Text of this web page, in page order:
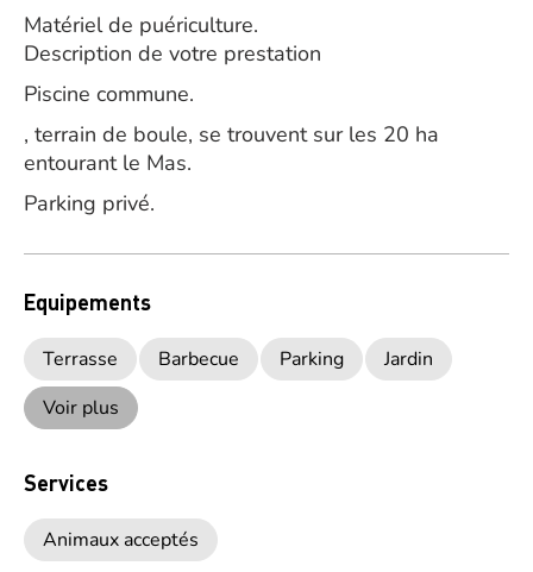
Matériel de puériculture.
Description de votre prestation
Piscine commune.
, terrain de boule, se trouvent sur les 20 ha
entourant le Mas.
Parking privé.
Equipements
Terrasse Barbecue Parking
Jardin
Voir plus
Services
Animaux acceptés